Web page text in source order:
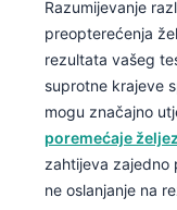
Razumijevanje
preopterećenja
rezultata vašeg
suprotne krajeve
mogu značajno
poremećaje
zahtijeva zajedno
ne oslanjanje na